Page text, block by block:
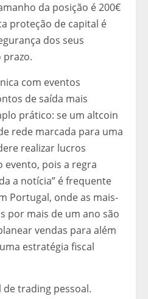
da posição é 200€
proteção de capital é
dos seus
prazo.
com eventos
de saída mais
prático: se um altcoin
rede marcada para uma
realizar lucros
evento, pois a regra
a notícia” é frequente
Portugal, onde as mais-
por mais de um ano são
vendas para além
estratégia fiscal
trading pessoal.